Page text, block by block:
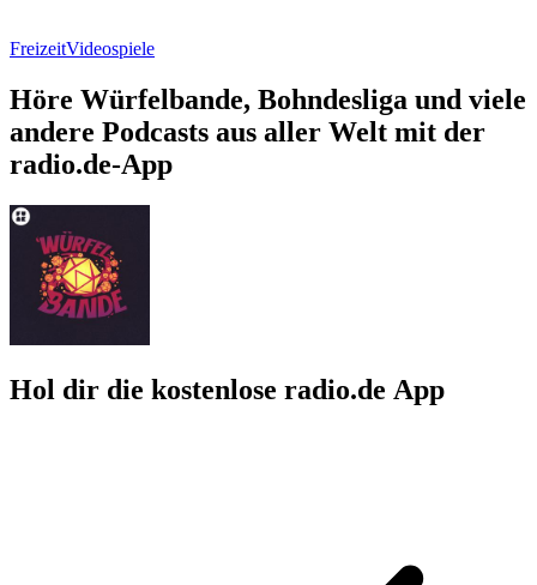
FreizeitVideospiele
Höre Würfelbande, Bohndesliga und viele
andere Podcasts aus aller Welt mit der
radio.de-App
Hol dir die kostenlose radio.de App